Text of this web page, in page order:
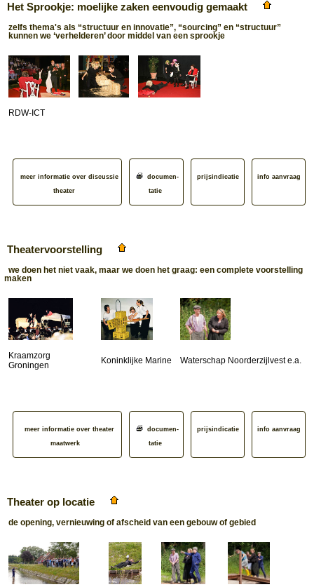
Het Sprookje: moelijke zaken eenvoudig gemaakt
zelfs thema's als “structuur en innovatie”, “sourcing” en “structuur”
kunnen we ‘verhelderen’ door middel van een sprookje
RDW-ICT
meer informatie over discussie
theater
documen­
tatie
prijsindicatie info aanvraag
Theatervoorstelling
we doen het niet vaak, maar we doen het graag: een complete voorstelling
maken
Kraamzorg
Groningen
Koninklijke Marine Waterschap Noorderzijlvest e.a.
meer informatie over theater
maatwerk
documen­
tatie
prijsindicatie info aanvraag
Theater op locatie
de opening, vernieuwing of afscheid van een gebouw of gebied